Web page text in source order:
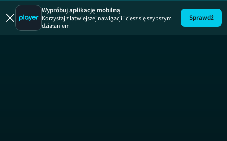
Wypróbuj aplikację mobilną
Korzystaj z łatwiejszej nawigacji i ciesz się szybszym
działaniem
Sprawdź